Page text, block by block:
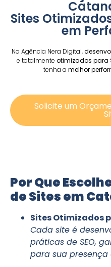
Sites
em
Na Agência Nera Digital,
e totalmente otimizados para
tenha a melhor
Solicite um
Por Que
de Sites em
Sites Otimizados
Cada site é
práticas de SEO,
para sua presença